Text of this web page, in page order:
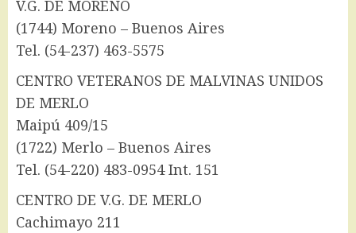
V.G. DE MORENO
(1744) Moreno – Buenos Aires
Tel. (54-237) 463-5575
CENTRO VETERANOS DE MALVINAS UNIDOS
DE MERLO
Maipú 409/15
(1722) Merlo – Buenos Aires
Tel. (54-220) 483-0954 Int. 151
CENTRO DE V.G. DE MERLO
Cachimayo 211